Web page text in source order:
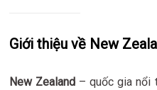
Giới thiệu về New
New Zealand – quốc gia nổi